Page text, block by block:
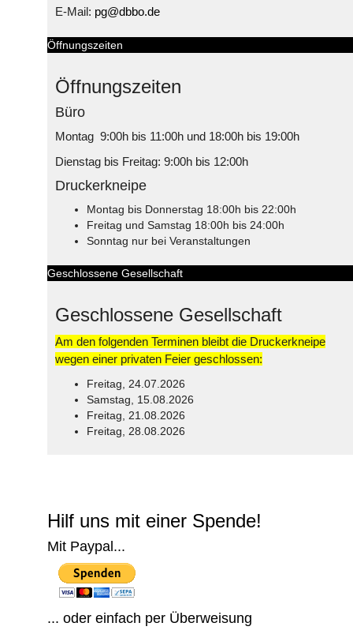
E-Mail: pg@dbbo.de
Öffnungszeiten
Öffnungszeiten
Büro
Montag 9:00h bis 11:00h und 18:00h bis 19:00h
Dienstag bis Freitag: 9:00h bis 12:00h
Druckerkneipe
Montag bis Donnerstag 18:00h bis 22:00h
Freitag und Samstag 18:00h bis 24:00h
Sonntag nur bei Veranstaltungen
Geschlossene Gesellschaft
Geschlossene Gesellschaft
Am den folgenden Terminen bleibt die Druckerkneipe
wegen einer privaten Feier geschlossen:
Freitag, 24.07.2026
Samstag, 15.08.2026
Freitag, 21.08.2026
Freitag, 28.08.2026
Hilf uns mit einer Spende!
Mit Paypal...
... oder einfach per Überweisung